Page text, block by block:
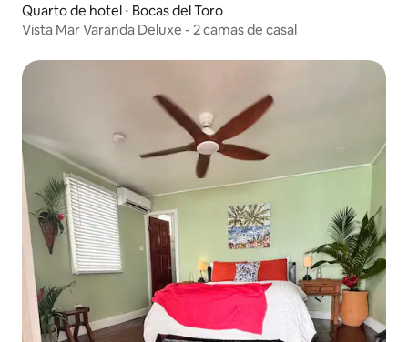
Quarto de hotel ⋅ Bocas del Toro
Vista Mar Varanda Deluxe - 2 camas de casal